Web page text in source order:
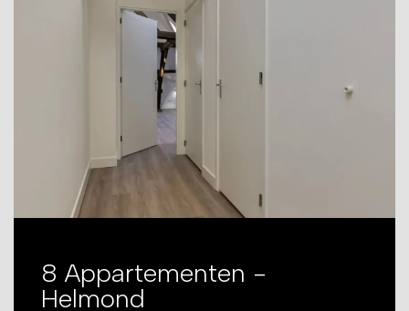
8 Appartementen -
Helmond